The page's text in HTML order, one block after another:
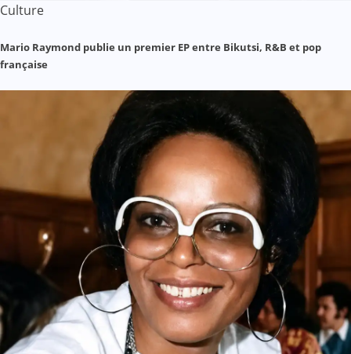
Culture
Mario Raymond publie un premier EP entre Bikutsi, R&B et pop
française